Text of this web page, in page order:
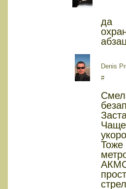
да
Denis
#